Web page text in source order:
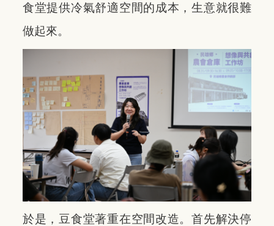
食堂提供冷氣舒適空間的成本，生意就很難
做起來。
於是，豆食堂著重在空間改造。首先解決停